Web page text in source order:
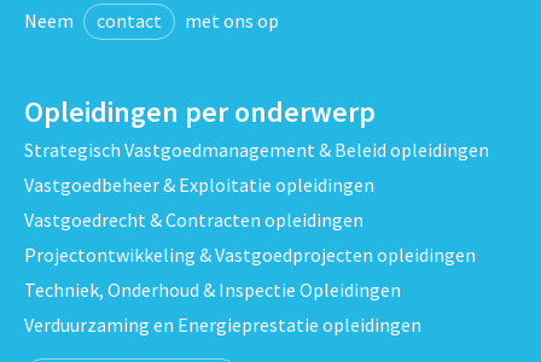
Neem contact met ons op
Opleidingen per onderwerp
Strategisch Vastgoedmanagement & Beleid opleidingen
Vastgoedbeheer & Exploitatie opleidingen
Vastgoedrecht & Contracten opleidingen
Projectontwikkeling & Vastgoedprojecten opleidingen
Techniek, Onderhoud & Inspectie Opleidingen
Verduurzaming en Energieprestatie opleidingen